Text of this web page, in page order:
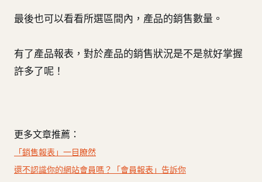
最後也可以看看所選區間內，產品的銷售數量。
有了產品報表，對於產品的銷售狀況是不是就好掌握
許多了呢！
更多文章推薦：
「銷售報表」一目瞭然
還不認識你的網站會員嗎？「會員報表」告訴你